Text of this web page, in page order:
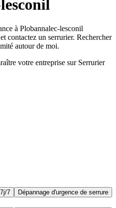
à Plobannalec-lesconil
et contactez un serrurier. Rechercher
autour de moi.
votre entreprise sur Serrurier
7
Dépannage d'urgence de serrure